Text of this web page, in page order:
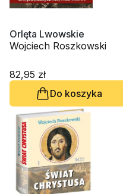
Orlęta Lwowskie
Wojciech Roszkowski
82,95 zł
Do koszyka